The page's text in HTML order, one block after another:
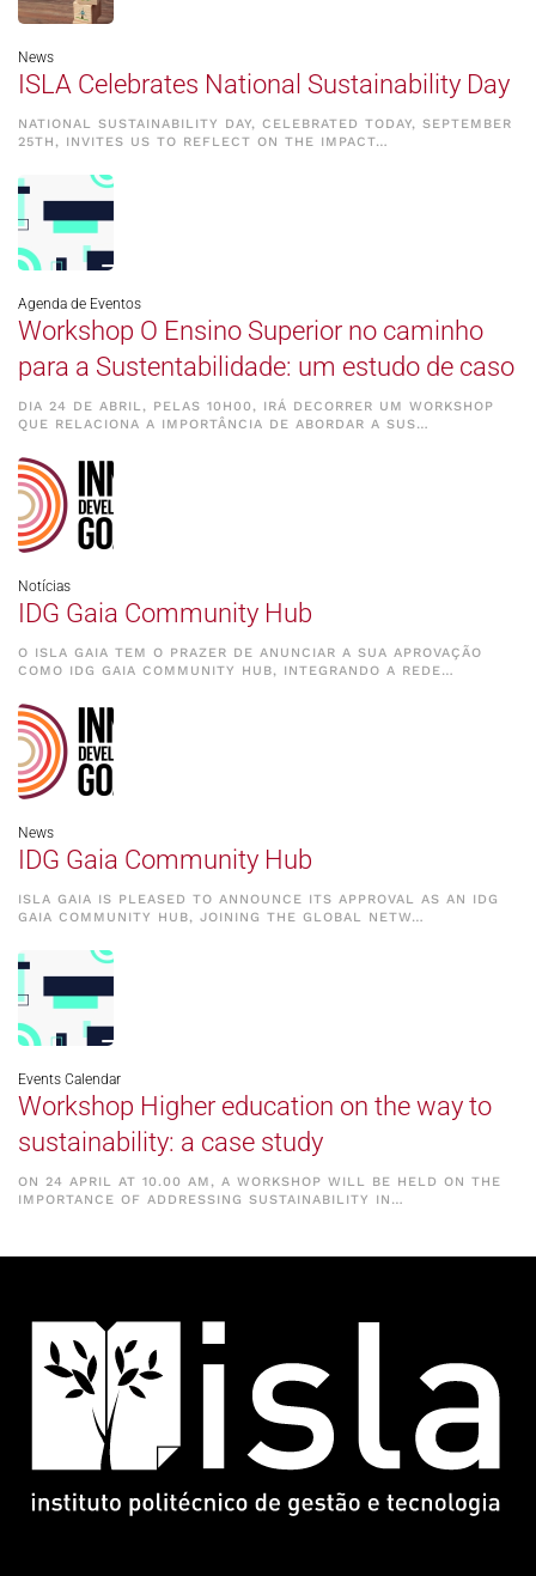
News
ISLA Celebrates National Sustainability Day
NATIONAL SUSTAINABILITY DAY, CELEBRATED TODAY, SEPTEMBER
25TH, INVITES US TO REFLECT ON THE IMPACT…
Agenda de Eventos
Workshop O Ensino Superior no caminho
para a Sustentabilidade: um estudo de caso
DIA 24 DE ABRIL, PELAS 10H00, IRÁ DECORRER UM WORKSHOP
QUE RELACIONA A IMPORTÂNCIA DE ABORDAR A SUS…
Notícias
IDG Gaia Community Hub
O ISLA GAIA TEM O PRAZER DE ANUNCIAR A SUA APROVAÇÃO
COMO IDG GAIA COMMUNITY HUB, INTEGRANDO A REDE…
News
IDG Gaia Community Hub
ISLA GAIA IS PLEASED TO ANNOUNCE ITS APPROVAL AS AN IDG
GAIA COMMUNITY HUB, JOINING THE GLOBAL NETW…
Events Calendar
Workshop Higher education on the way to
sustainability: a case study
ON 24 APRIL AT 10.00 AM, A WORKSHOP WILL BE HELD ON THE
IMPORTANCE OF ADDRESSING SUSTAINABILITY IN…